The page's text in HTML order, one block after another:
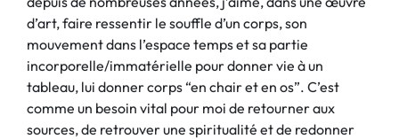
d’art, faire ressentir le souffle d’un corps, son
mouvement dans l’espace temps et sa partie
incorporelle/immatérielle pour donner vie à un
tableau, lui donner corps “en chair et en os”. C’est
comme un besoin vital pour moi de retourner aux
sources, de retrouver une spiritualité et de redonner